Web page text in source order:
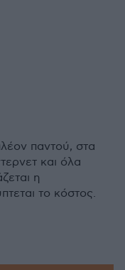
παντού, στα
και όλα
η
το κόστος.